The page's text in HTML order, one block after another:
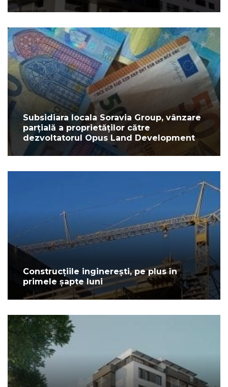
Subsidiara locala Soravia Group, vânzare
parțială a proprietăților către
dezvoltatorul Opus Land Development
Construcțiile inginerești, pe plus în
primele șapte luni